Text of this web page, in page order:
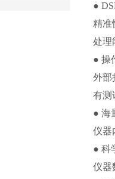
●
精准
处理
● 操
外部
有测
● 海
仪器
● 科
仪器